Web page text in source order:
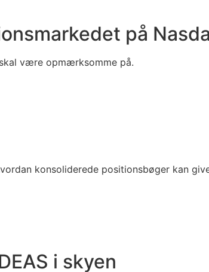
på
være opmærksomme på.
konsoliderede positionsbøger kan
i skyen